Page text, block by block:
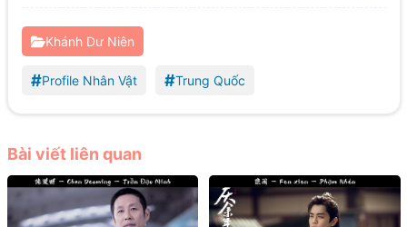
Khánh Dư Niên
#Profile Nhân Vật #Trung Quốc
Bài viết liên quan